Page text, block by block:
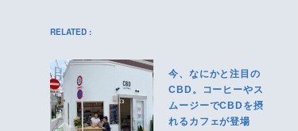
RELATED :
今、なにかと注目の
CBD。コーヒーやス
ムージーでCBDを摂
れるカフェが登場